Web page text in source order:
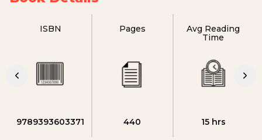
ISBN
9789393603371
Pages
440
Avg Reading
Time
15 hrs